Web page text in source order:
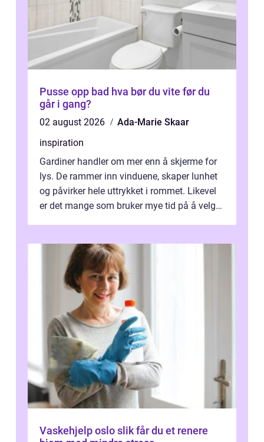
Pusse opp bad hva bør du vite før du
går i gang?
02 august 2026
Ada-Marie Skaar
inspiration
Gardiner handler om mer enn å skjerme for
lys. De rammer inn vinduene, skaper lunhet
og påvirker hele uttrykket i rommet. Likevel
er det mange som bruker mye tid på å velge
Vaskehjelp oslo slik får du et renere